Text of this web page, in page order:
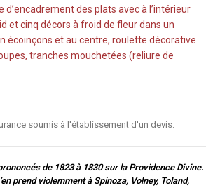
des plats avec à l’intérieur
et cinq décors à froid de fleur dans un
écoinçons et au centre, roulette décorative
tranches mouchetées (reliure de
soumis à l'établissement d'un devis.
de 1823 à 1830 sur la Providence Divine.
prend violemment à Spinoza, Volney, Toland,